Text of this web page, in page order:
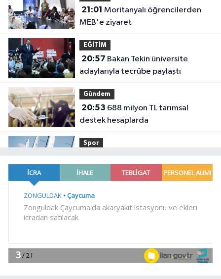
21:01
MEB'e ziyaret
EĞİTİM
20:57
adaylarıyla tecrübe paylaştı
Gündem
20:53
destek hesaplarda
Spor
mücadelesi ilk günde nefes kesti
18:55Bursa'da tarihi eser